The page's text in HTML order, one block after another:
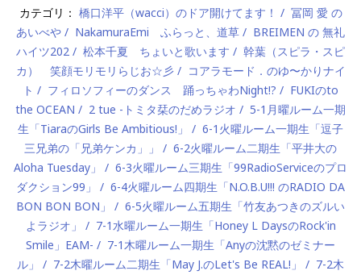
カテゴリ： 橋口洋平（wacci）のドア開けてます！
冨岡 愛 の
あいべや
NakamuraEmi ふらっと、道草
BREIMEN の 無礼
ハイツ202
松本千夏 ちょいと歌います
幹葉（スピラ・スピ
カ） 笑顔モリモリらじお☆彡
コアラモード．のゆ〜かりナイ
ト
フィロソフィーのダンス 踊っちゃわNight!?
FUKIのto
the OCEAN
2 tue -トミタ栞のだめラジオ
5-1月曜ルーム一期
生「TiaraのGirls Be Ambitious!」
6-1火曜ルーム一期生「逗子
三兄弟の「兄弟ケンカ」」
6-2火曜ルーム二期生「平井大の
Aloha Tuesday」
6-3火曜ルーム三期生「99RadioServiceのプロ
ダクション99」
6-4火曜ルーム四期生「N.O.B.U!!! のRADIO DA
BON BON BON」
6-5火曜ルーム五期生「竹友あつきのズルい
よラジオ」
7-1水曜ルーム一期生「Honey L DaysのRock'in
Smile」EAM-
7-1木曜ルーム一期生「Anyの沈黙のゼミナー
ル」
7-2木曜ルーム二期生「May J.のLet's Be REAL!」
7-2木